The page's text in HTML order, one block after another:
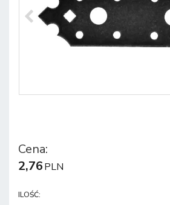
Cena:
2,76PLN
ILOŚĆ: